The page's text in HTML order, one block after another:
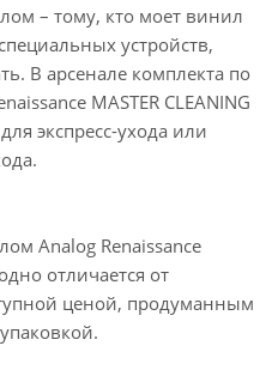
– тому, кто моет винил
устройств,
В арсенале комплекта по
MASTER CLEANING
экспресс-ухода или
Analog Renaissance
отличается от
ценой, продуманным